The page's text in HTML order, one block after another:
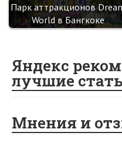
Парк аттракционов
World в Бангкоке
Яндекс
лучшие
Мнения и